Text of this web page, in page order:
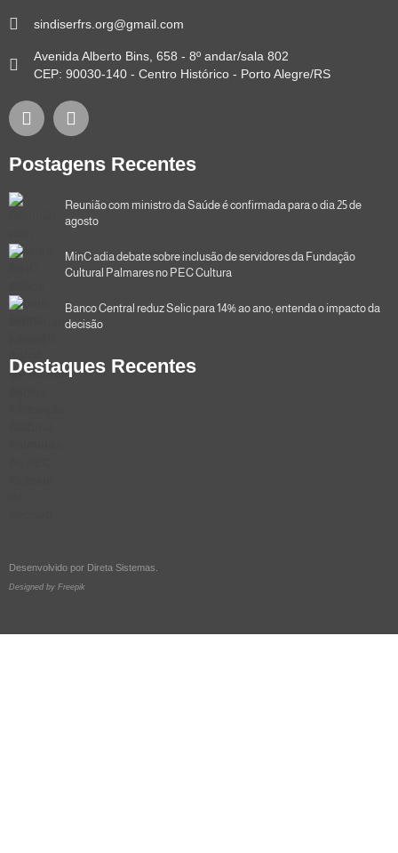
sindiserfrs.org@gmail.com
Avenida Alberto Bins, 658 - 8º andar/sala 802
CEP: 90030-140 - Centro Histórico - Porto Alegre/RS
Postagens Recentes
Reunião com ministro da Saúde é confirmada para o dia 25 de
agosto
MinC adia debate sobre inclusão de servidores da Fundação
Cultural Palmares no PEC Cultura
Banco Central reduz Selic para 14% ao ano; entenda o impacto da
decisão
Destaques Recentes
Desenvolvido por Direta Sistemas
Designed by Freepik